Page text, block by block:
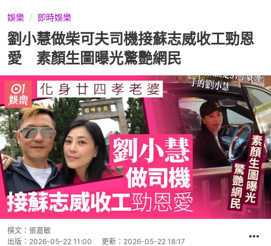
娛樂 即時娛樂
劉小慧做柴可夫司機接蘇志威收工勁恩
愛 素顏生圖曝光驚艷網民
撰文： 張嘉敏
出版： 2026-05-22 11:00 更新： 2026-05-22 18:17